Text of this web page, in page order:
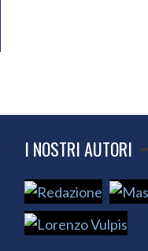
I NOSTRI AUTORI